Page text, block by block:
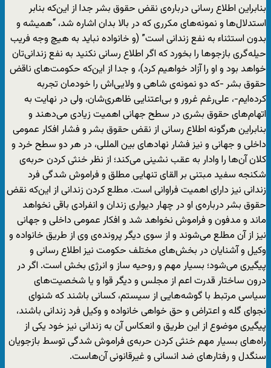
بنابراین اطلاع رسانی درباره‌ی نقض حقوق بشر جدا از این‌که بنابر
استدلال‌ها و نمونه‌های مکرری که در بالا بدان اشاره شد، “همیشه و
بدون استثناء به نفع زندانی است” (و خانواده نباید به هیچ وجه فریب
حیله‌گری بازجوها را بخورد که اگر اطلاع رسانی نکنید به نفع زندانی‌تان
خواهد بود و او را آزاد خواهیم کرد)، و جدا از این‌که حکومت‌های ناقض
حقوق بشر -که دو نمونه‌ی شاهی و ولایی‌اش را خودمان تجربه
کرده‌ایم-، علی‌رغم غرور و بی‌اعتنایی ظاهری‌شان، ولی در نهایت به
اتهام‌های حقوق بشری در سطح جهانی اهمیت زیادی می‌دهند و
بنابراین هرگونه اطلاع رسانی از نقض حقوق بشر و فشار افکار عمومی
داخلی و جهانی و نیز فشار نهادهای بین المللی، در هر دو سطح خرد و
کلان آن‌ها را وادار به عقب نشینی می‌کند؛ از نظر خنثی کردن حربه‌ی
شکنجه سفید مبتنی بر القای تنهایی مطلق و فراموش شدگی فرد
زندانی نیز دارای اهمیت فراوانی است. مطلع کردن زندانی از این‌که نقض
حقوق بشر درباره‌ی او در چهار دیواری زندان و انفرادی باقی نخواهد
ماند و مدفون و فراموش نخواهد شد و افکار عمومی داخلی و جهانی
نیز از آن مطلع می‌شوند و از سوی دیگر پرونده‌ی وی از طریق خانواده و
وکیل و آشنایان در بخش‌های مختلف حکومت نیز اطلاع رسانی و
پیگیری می‌شود؛ بسیار مهم و روحیه ساز و انرژی بخش است. اگر در
درون ساختار قدرت اعم از مجلس و دیگر قوا و یا شخصیت‌های
سیاسی مرتبط با گوشه‌هایی از سیستم، کسانی باشند که شنوای
نجوای گله و اعتراض و حق خواهی خانواده و وکیل فرد زندانی باشند،
پیگیری موضوع از این طریق و انعکاس آن به زندانی نیز خود یکی از
راه‌های بسیار مهم خنثی کردن حربه‌ی فراموش شدگی توسط بازجویان
سنگدل و رفتارهای ضد انسانی و غیرقانونی آ‌ن‌هاست.